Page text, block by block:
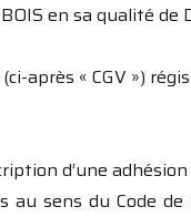
en sa qualité de
après « CGV »)
d’une
au sens du Code